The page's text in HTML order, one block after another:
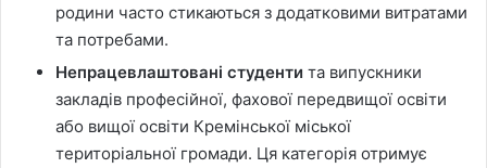
родини часто стикаються з додатковими витратами
та потребами.
Непрацевлаштовані студенти та випускники
закладів професійної, фахової передвищої освіти
або вищої освіти Кремінської міської
територіальної громади. Ця категорія отримує